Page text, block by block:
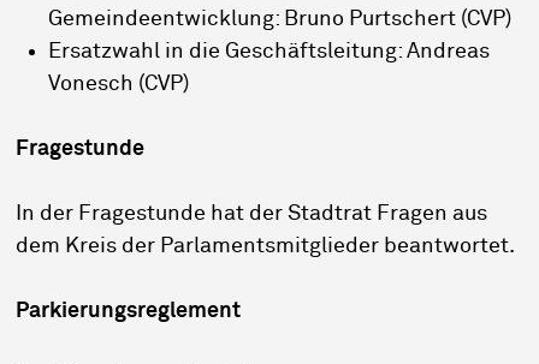
Gemeindeentwicklung: Bruno Purtschert (CVP)
Ersatzwahl in die Geschäftsleitung: Andreas
Vonesch (CVP)
Fragestunde
In der Fragestunde hat der Stadtrat Fragen aus
dem Kreis der Parlamentsmitglieder beantwortet.
Parkierungsreglement